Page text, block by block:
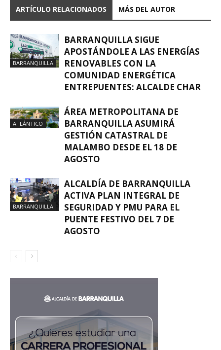
ARTÍCULO RELACIONADOS MÁS DEL AUTOR
BARRANQUILLA
BARRANQUILLA SIGUE
APOSTÁNDOLE A LAS ENERGÍAS
RENOVABLES CON LA
COMUNIDAD ENERGÉTICA
ENTREPUENTES: ALCALDE CHAR
ATLÁNTICO
ÁREA METROPOLITANA DE
BARRANQUILLA ASUMIRÁ
GESTIÓN CATASTRAL DE
MALAMBO DESDE EL 18 DE
AGOSTO
BARRANQUILLA
ALCALDÍA DE BARRANQUILLA
ACTIVA PLAN INTEGRAL DE
SEGURIDAD Y PMU PARA EL
PUENTE FESTIVO DEL 7 DE
AGOSTO